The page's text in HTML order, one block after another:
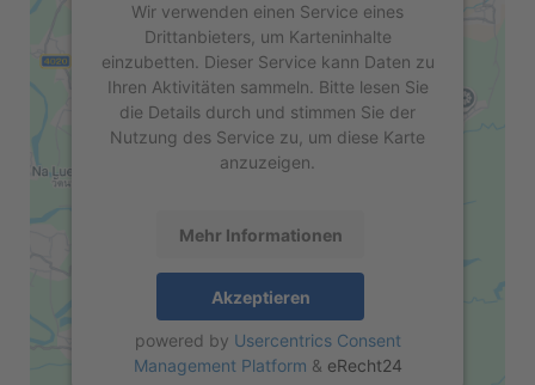
Wir verwenden einen Service eines
Drittanbieters, um Karteninhalte
einzubetten. Dieser Service kann Daten zu
Ihren Aktivitäten sammeln. Bitte lesen Sie
die Details durch und stimmen Sie der
Nutzung des Service zu, um diese Karte
anzuzeigen.
Mehr Informationen
Akzeptieren
powered by Usercentrics Consent
Management Platform & eRecht24